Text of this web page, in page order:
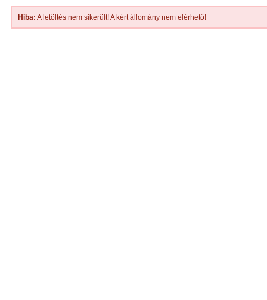
Hiba: A letöltés nem sikerült! A kért állomány nem elérhető!